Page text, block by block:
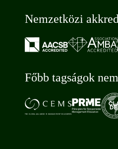
Nemzetközi
Főbb tagságok